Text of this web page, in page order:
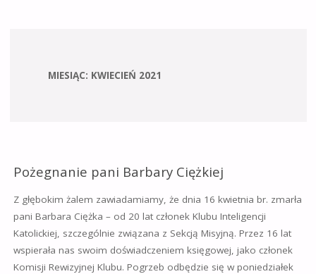
MIESIĄC: KWIECIEŃ 2021
Pożegnanie pani Barbary Ciężkiej
Z głębokim żalem zawiadamiamy, że dnia 16 kwietnia br. zmarła
pani Barbara Ciężka – od 20 lat członek Klubu Inteligencji
Katolickiej, szczególnie związana z Sekcją Misyjną. Przez 16 lat
wspierała nas swoim doświadczeniem księgowej, jako członek
Komisji Rewizyjnej Klubu. Pogrzeb odbędzie się w poniedziałek